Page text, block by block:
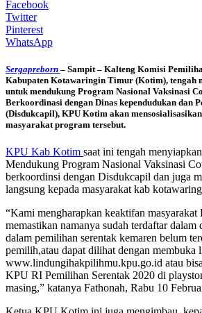
Facebook
Twitter
Pinterest
WhatsApp
Sergapreborn – Sampit – Kalteng Komisi
Kabupaten Kotawaringin Timur (Kotim), tengah
untuk mendukung Program Nasional Vaksinasi
Berkoordinasi dengan Dinas kependudukan dan
(Disdukcapil), KPU Kotim akan
masyarakat program tersebut.
KPU Kab Kotim saat ini tengah
Mendukung Program Nasional Vaksinasi
berkoordinsi dengan Disdukcapil dan juga
langsung kepada masyarakat kab
“Kami mengharapkan keaktifan
memastikan namanya sudah terdaftar dalam
dalam pemilihan serentak kemaren belum
pemilih,atau dapat dilihat dengan membuka
www.lindungihakpilihmu.kpu.go.id atau
KPU RI Pemilihan Serentak 2020 di
masing,” katanya Fathonah, Rabu 10